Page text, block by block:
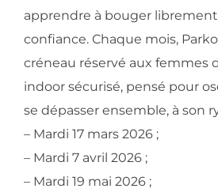
apprendre à bouger
confiance. Chaque mois,
créneau réservé aux femmes
indoor sécurisé, pensé pour
se dépasser ensemble, à son
– Mardi 17 mars 2026 ;
– Mardi 7 avril 2026 ;
– Mardi 19 mai 2026 ;